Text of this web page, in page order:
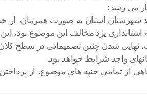
می رسد:
شهرستان استان به صورت همزمان،
یزد مخالف این موضوع بود،
نهایی شدن چنین تصمیماتی در سطح
واجد شرایط خواهد بود.
از تمامی جنبه های موضوع، از